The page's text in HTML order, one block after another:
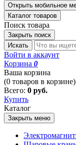
Открыть мобильное
Каталог товаров
Поиск товара
Закрыть поиск
Искать
Войти в аккаунт
Корзина 0
Ваша корзина
(0 товаров в корзине)
Всего: 0 руб.
Купить
Каталог
Закрыть меню